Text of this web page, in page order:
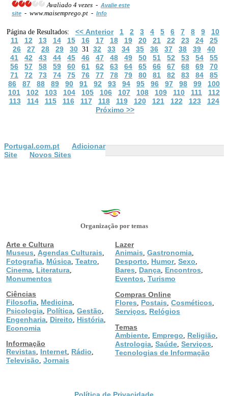
Avaliado 4 vezes - Avalie este
site - www.maisemprego.pt - Info
Página de Resultados: << Anterior 1 2 3 4 5 6 7 8 9
10
11
12 13 14 15 16 17 18 19 20 21 22 23 24
25
26
27 28 29 30 31 32 33 34 35 36 37 38 39
40
41
42 43 44 45 46 47 48 49 50 51 52 53 54
55
56
57 58 59 60 61 62 63 64 65 66 67 68 69
70
71
72 73 74 75 76 77 78 79 80 81 82 83 84
85
86
87 88 89 90 91 92 93 94 95 96 97 98 99
100
101
102 103 104 105 106 107 108 109 110 111
112
113
114 115 116 117 118 119 120 121 122 123
124
Próximo >>
Portugal.com.pt
Adicionar
Site
Novos Sites
Organização por temas
Arte e Cultura
Museus
Agendas Culturais
Fotografia Música Teatro
Cinema Literatura
Monumentos
Ciências
Filosofia Medicina
Psicologia Política Gestão
Engenharia Direito História
Economia
Informação
Revistas
Internet Rádio
Televisão Jornais
Lazer
Animais Gastronomia
Desporto Humor, Sexo
Bares Dança Encontros
Eventos Turismo
Compras Online
Flores
Postais Cosméticos
Serviços
Relógios
Temas
Ambiente Emprego Religião
Astrologia Saúde Serviços
Tecnologias de Informação